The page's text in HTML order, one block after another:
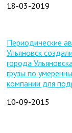
18-03-2019
Периодические
Ульяновск
города
грузы по
компании для
10-09-2015